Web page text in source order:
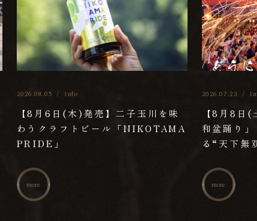
2026.08.05 / Info
【8月6日(木)発売】二子玉川を味
わうクラフトビール「NIKOTAMA
PRIDE」
more
2026.07.23 /
【8月8日
和盆踊り
る“天下無
more